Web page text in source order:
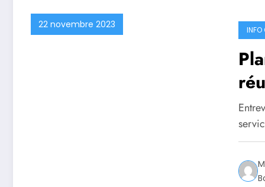
22 novembre 2023 INFO